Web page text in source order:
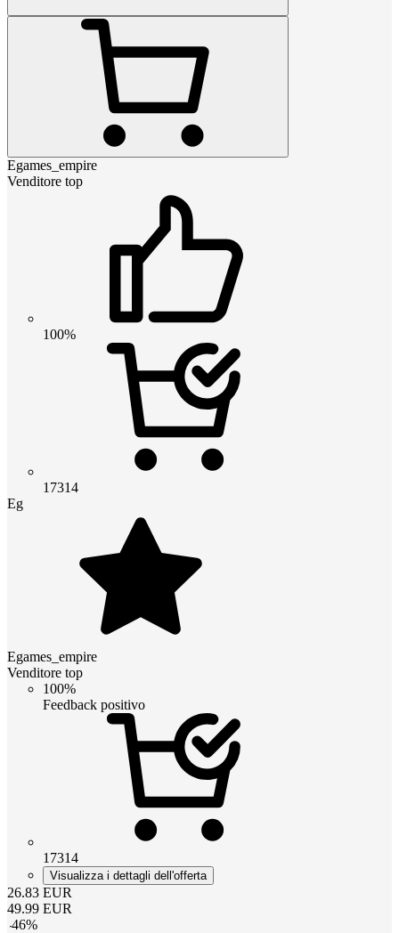
Egames_empire
Venditore top
100%
17314
Eg
Egames_empire
Venditore top
100%
Feedback positivo
17314
Visualizza i dettagli dell'offerta
26.83 EUR
49.99 EUR
-46%